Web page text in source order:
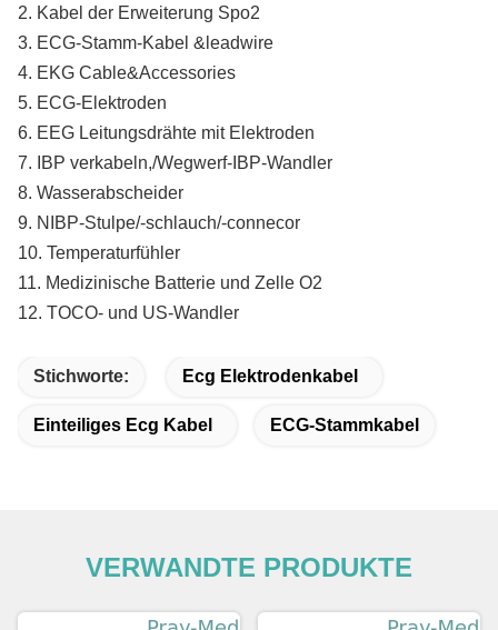
2. Kabel der Erweiterung Spo2
3. ECG-Stamm-Kabel &leadwire
4. EKG Cable&Accessories
5. ECG-Elektroden
6. EEG Leitungsdrähte mit Elektroden
7. IBP verkabeln,/Wegwerf-IBP-Wandler
8. Wasserabscheider
9. NIBP-Stulpe/-schlauch/-connecor
10. Temperaturfühler
11. Medizinische Batterie und Zelle O2
12. TOCO- und US-Wandler
Stichworte: Ecg Elektrodenkabel
Einteiliges Ecg Kabel ECG-Stammkabel
VERWANDTE PRODUKTE